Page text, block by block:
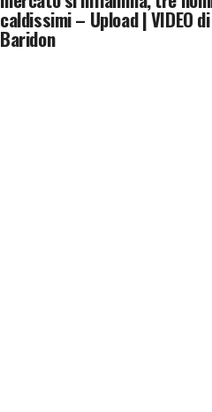
caldissimi – Upload | VIDEO
Baridon